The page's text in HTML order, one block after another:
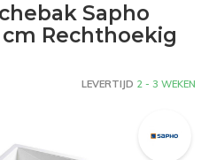
Sapho
cm Rechthoekig
LEVERTIJD 2 - 3 WEKEN